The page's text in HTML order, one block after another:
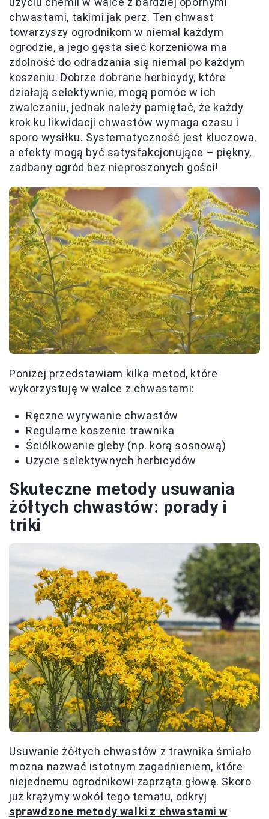
chwastami, takimi jak perz. Ten chwast
towarzyszy ogrodnikom w niemal każdym
ogrodzie, a jego gęsta sieć korzeniowa ma
zdolność do odradzania się niemal po każdym
koszeniu. Dobrze dobrane herbicydy, które
działają selektywnie, mogą pomóc w ich
zwalczaniu, jednak należy pamiętać, że każdy
krok ku likwidacji chwastów wymaga czasu i
sporo wysiłku. Systematyczność jest kluczowa,
a efekty mogą być satysfakcjonujące – piękny,
zadbany ogród bez nieproszonych gości!
Poniżej przedstawiam kilka metod, które
wykorzystuję w walce z chwastami:
Ręczne wyrywanie chwastów
Regularne koszenie trawnika
Ściółkowanie gleby (np. korą sosnową)
Użycie selektywnych herbicydów
Skuteczne metody usuwania
żółtych chwastów: porady i
triki
Usuwanie żółtych chwastów z trawnika śmiało
można nazwać istotnym zagadnieniem, które
niejednemu ogrodnikowi zaprząta głowę. Skoro
już krążymy wokół tego tematu, odkryj
sprawdzone metody walki z chwastami w